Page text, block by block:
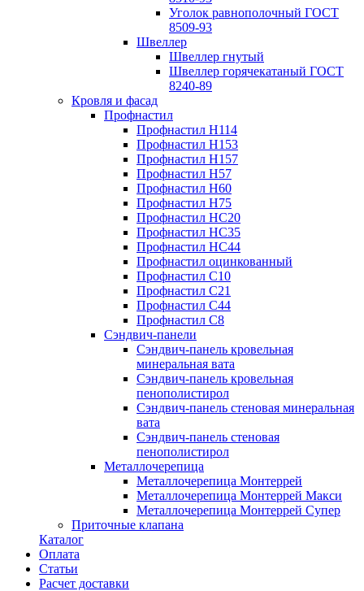
Уголок равнополочный ГОСТ
8509-93
Швеллер
Швеллер гнутый
Швеллер горячекатаный ГОСТ
8240-89
Кровля и фасад
Профнастил
Профнастил Н114
Профнастил Н153
Профнастил Н157
Профнастил Н57
Профнастил Н60
Профнастил Н75
Профнастил НС20
Профнастил НС35
Профнастил НС44
Профнастил оцинкованный
Профнастил С10
Профнастил С21
Профнастил С44
Профнастил С8
Сэндвич-панели
Сэндвич-панель кровельная
минеральная вата
Сэндвич-панель кровельная
пенополистирол
Сэндвич-панель стеновая минеральная
вата
Сэндвич-панель стеновая
пенополистирол
Металлочерепица
Металлочерепица Монтеррей
Металлочерепица Монтеррей Макси
Металлочерепица Монтеррей Супер
Приточные клапана
Каталог
Оплата
Статьи
Расчет доставки